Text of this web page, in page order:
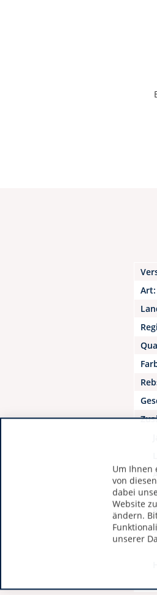
Art:
Um Ihnen
von
dabei
Website
ändern.
unserer